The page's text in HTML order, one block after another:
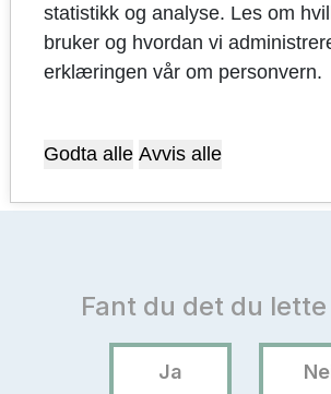
Sist oppdatert: 26.02.2026
statistikk og analyse. Les om
bruker og hvordan vi
erklæringen vår om personvern.
Godta alle Avvis alle